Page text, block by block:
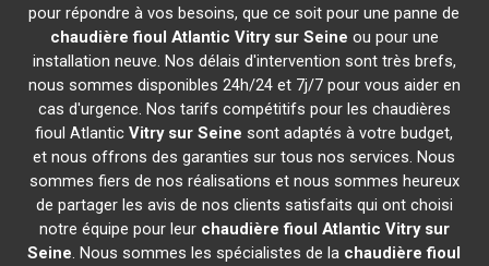
pour répondre à vos besoins, que ce soit pour une panne de
chaudière fioul Atlantic Vitry sur Seine ou pour une
installation neuve. Nos délais d'intervention sont très brefs,
nous sommes disponibles 24h/24 et 7j/7 pour vous aider en
cas d'urgence. Nos tarifs compétitifs pour les chaudières
fioul AtlanticVitry sur Seine sont adaptés à votre budget,
et nous offrons des garanties sur tous nos services. Nous
sommes fiers de nos réalisations et nous sommes heureux
de partager les avis de nos clients satisfaits qui ont choisi
notre équipe pour leur chaudière fioul Atlantic Vitry sur
Seine. Nous sommes les spécialistes de la chaudière fioul